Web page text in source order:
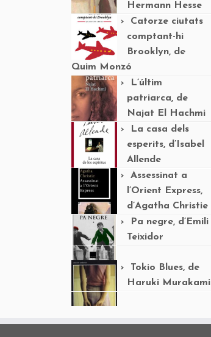
Hermann Hesse
Catorze ciutats
comptant-hi
Brooklyn, de
Quim Monzó
L’últim
patriarca, de
Najat El Hachmi
La casa dels
esperits, d’Isabel
Allende
Assessinat a
l’Orient Express,
d’Agatha Christie
Pa negre, d’Emili
Teixidor
Tokio Blues, de
Haruki Murakami